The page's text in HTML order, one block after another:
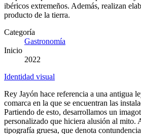
ibéricos extremeños. Además, realizan
producto de la tierra.
Categoría
Gastronomía
Inicio
2022
Identidad visual
Rey Jayón hace referencia a una antigua
comarca en la que se encuentran las
Partiendo de esto, desarrollamos un
personalizado que hiciera alusión al mito.
tipografía gruesa, que denota